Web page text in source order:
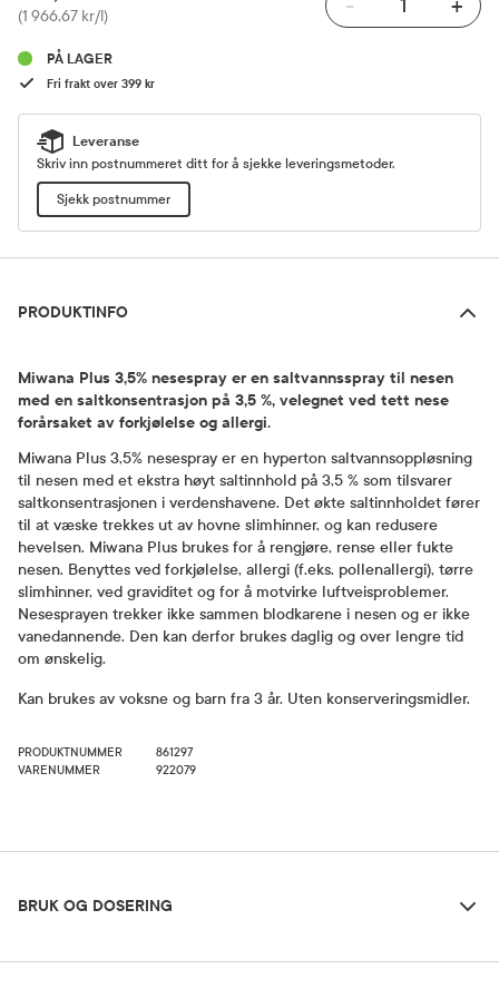
Pris
(1 966,67 kr/l) - +
PÅ LAGER
Fri frakt over 399 kr
Leveranse
Skriv inn postnummeret ditt for å sjekke leveringsmetoder.
Sjekk postnummer
PRODUKTINFO
Miwana Plus 3,5% nesespray er en saltvannsspray til nesen
med en saltkonsentrasjon på 3,5 %, velegnet ved tett nese
forårsaket av forkjølelse og allergi.
Miwana Plus 3,5% nesespray er en hyperton saltvannsoppløsning
til nesen med et ekstra høyt saltinnhold på 3,5 % som tilsvarer
saltkonsentrasjonen i verdenshavene. Det økte saltinnholdet fører
til at væske trekkes ut av hovne slimhinner, og kan redusere
hevelsen. Miwana Plus brukes for å rengjøre, rense eller fukte
nesen. Benyttes ved forkjølelse, allergi (f.eks. pollenallergi), tørre
slimhinner, ved graviditet og for å motvirke luftveisproblemer.
Nesesprayen trekker ikke sammen blodkarene i nesen og er ikke
vanedannende. Den kan derfor brukes daglig og over lengre tid
om ønskelig.
Kan brukes av voksne og barn fra 3 år. Uten konserveringsmidler.
PRODUKTNUMMER
861297
VARENUMMER
922079
BRUK OG DOSERING